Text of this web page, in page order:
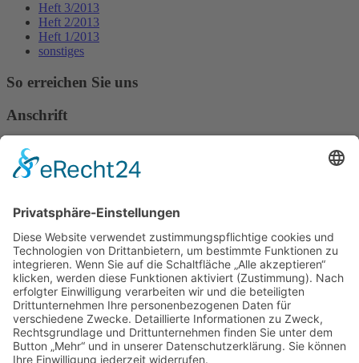
Heft 3/2013
Heft 2/2013
Heft 1/2013
sonstiges
So erreichen Sie uns
Anschrift
Verband Deutscher Tierheilpraktiker e.V.
Verbandsverwaltung
Am Rosenbraken 12
E-Mail
Diese E-Mail-Adresse ist vor Spambots geschützt! Zur Anzeige
muss JavaScript eingeschaltet sein!
Diese E-Mail-Adresse ist vor Spambots geschützt! Zur Anzeige
muss JavaScript eingeschaltet sein!
Telefon Service-Team